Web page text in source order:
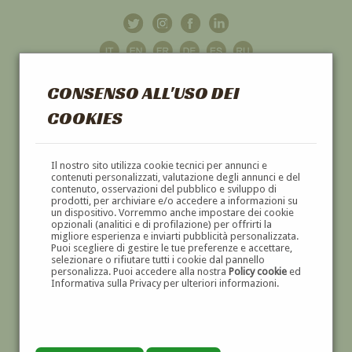
CONSENSO ALL'USO DEI
COOKIES
Il nostro sito utilizza cookie tecnici per annunci e
contenuti personalizzati, valutazione degli annunci e del
contenuto, osservazioni del pubblico e sviluppo di
prodotti, per archiviare e/o accedere a informazioni su
un dispositivo. Vorremmo anche impostare dei cookie
opzionali (analitici e di profilazione) per offrirti la
migliore esperienza e inviarti pubblicità personalizzata.
Puoi scegliere di gestire le tue preferenze e accettare,
selezionare o rifiutare tutti i cookie dal pannello
personalizza. Puoi accedere alla nostra Policy cookieed
Informativa sulla Privacy per ulteriori informazioni.
GALLERIAD'ARTE
DIPINTI E SCULTURE '800 E '900